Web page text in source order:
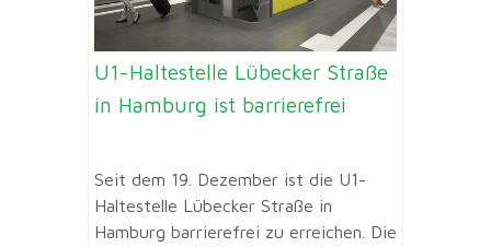
U1-Haltestelle Lübecker Straße
in Hamburg ist barrierefrei
Seit dem 19. Dezember ist die U1-
Haltestelle Lübecker Straße in
Hamburg barrierefrei zu erreichen. Die